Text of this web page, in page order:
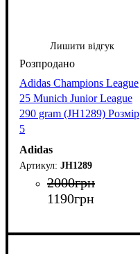
Лишити відгук
Adidas Champions League
25 Munich Junior League
290 gram (JH1289) Розмір
5
Adidas
JH1289
2000грн
1190грн